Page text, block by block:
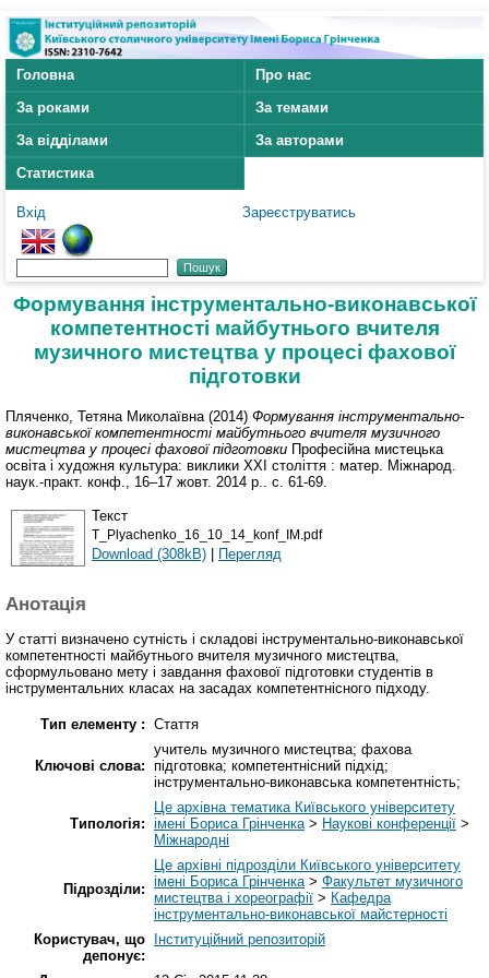
Головна
Про нас
За роками
За темами
За відділами
За авторами
Статистика
Вхід Зареєструватись
Формування інструментально-виконавської
компетентності майбутнього вчителя
музичного мистецтва у процесі фахової
підготовки
Пляченко, Тетяна Миколаївна (2014) Формування інструментально-
виконавської компетентності майбутнього вчителя музичного
мистецтва у процесі фахової підготовки Професійна мистецька
освіта і художня культура: виклики ХХІ століття : матер. Міжнарод.
наук.-практ. конф., 16–17 жовт. 2014 р.. с. 61-69.
Текст
T_Plyachenko_16_10_14_konf_IM.pdf
Download (308kB) | Перегляд
Анотація
У статті визначено сутність і складові інструментально-виконавської
компетентності майбутнього вчителя музичного мистецтва,
сформульовано мету і завдання фахової підготовки студентів в
інструментальних класах на засадах компетентнісного підходу.
Тип елементу : Стаття
Ключові слова:
учитель музичного мистецтва; фахова
підготовка; компетентнісний підхід;
інструментально-виконавська компетентність;
Типологія:
Це архівна тематика Київського університету
імені Бориса Грінченка> Наукові конференції >
Міжнародні
Підрозділи:
Це архівні підрозділи Київського університету
імені Бориса Грінченка> Факультет музичного
мистецтва і хореографії > Кафедра
інструментально-виконавської майстерності
Користувач, що
депонує:
Інституційний репозиторій